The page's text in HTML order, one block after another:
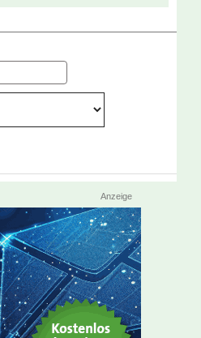
Anzeige